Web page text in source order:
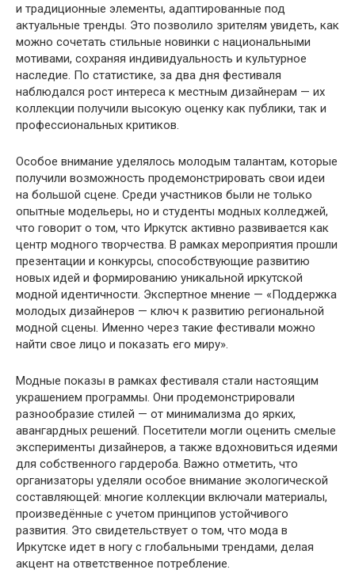
и традиционные элементы, адаптированные под
актуальные тренды. Это позволило зрителям увидеть, как
можно сочетать стильные новинки с национальными
мотивами, сохраняя индивидуальность и культурное
наследие. По статистике, за два дня фестиваля
наблюдался рост интереса к местным дизайнерам — их
коллекции получили высокую оценку как публики, так и
профессиональных критиков.
Особое внимание уделялось молодым талантам, которые
получили возможность продемонстрировать свои идеи
на большой сцене. Среди участников были не только
опытные модельеры, но и студенты модных колледжей,
что говорит о том, что Иркутск активно развивается как
центр модного творчества. В рамках мероприятия прошли
презентации и конкурсы, способствующие развитию
новых идей и формированию уникальной иркутской
модной идентичности. Экспертное мнение — «Поддержка
молодых дизайнеров — ключ к развитию региональной
модной сцены. Именно через такие фестивали можно
найти свое лицо и показать его миру».
Модные показы в рамках фестиваля стали настоящим
украшением программы. Они продемонстрировали
разнообразие стилей — от минимализма до ярких,
авангардных решений. Посетители могли оценить смелые
эксперименты дизайнеров, а также вдохновиться идеями
для собственного гардероба. Важно отметить, что
организаторы уделяли особое внимание экологической
составляющей: многие коллекции включали материалы,
произведённые с учетом принципов устойчивого
развития. Это свидетельствует о том, что мода в
Иркутске идет в ногу с глобальными трендами, делая
акцент на ответственное потребление.